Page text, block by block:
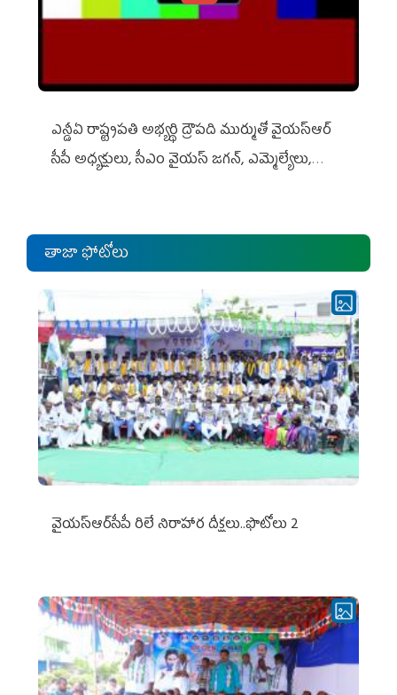
ఎన్డీఏ రాష్ట్ర‌ప‌తి అభ్య‌ర్థి ద్రౌప‌ది ముర్ముతో వైయ‌స్ఆర్
సీపీ అధ్య‌క్షులు, సీఎం వైయ‌స్ జ‌గ‌న్, ఎమ్మెల్యేలు,
తాజా ఫోటోలు
వైయ‌స్ఆర్‌సీపీ రిలే నిరాహార దీక్షలు..ఫొటోలు 2